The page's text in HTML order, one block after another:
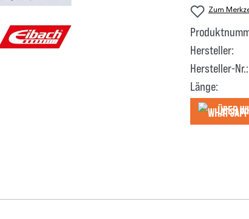
Zum
Hersteller:
Hersteller-Nr.:
Länge:
Über